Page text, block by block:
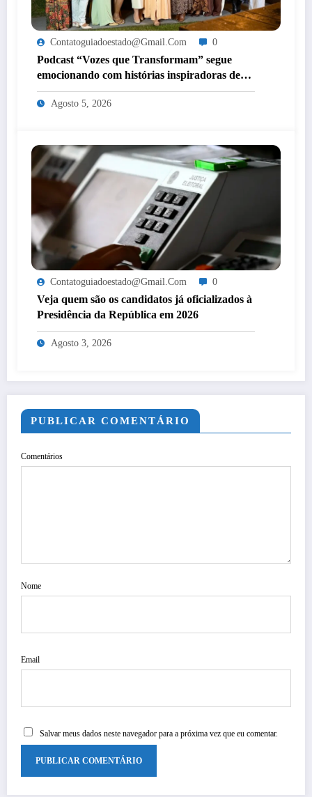
Contatoguiadoestado@gmail.com 0
Podcast “Vozes que Transformam” segue
emocionando com histórias inspiradoras de
mulheres de Itaperuna
Agosto 5, 2026
Contatoguiadoestado@gmail.com 0
Veja quem são os candidatos já oficializados à
Presidência da República em 2026
Agosto 3, 2026
PUBLICAR COMENTÁRIO
Comentários
Nome
Email
Salvar meus dados neste navegador para a próxima vez que eu comentar.